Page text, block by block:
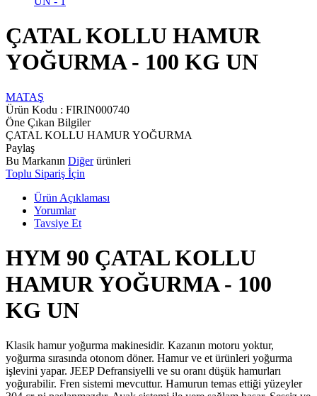
ÇATAL KOLLU HAMUR
YOĞURMA - 100 KG UN
MATAŞ
Ürün Kodu : FIRIN000740
Öne Çıkan Bilgiler
ÇATAL KOLLU HAMUR YOĞURMA
Paylaş
Bu Markanın Diğerürünleri
Toplu Sipariş İçin
Ürün Açıklaması
Yorumlar
Tavsiye Et
HYM 90 ÇATAL KOLLU
HAMUR YOĞURMA - 100
KG UN
Klasik hamur yoğurma makinesidir. Kazanın motoru yoktur,
yoğurma sırasında otonom döner. Hamur ve et ürünleri yoğurma
işlevini yapar. JEEP Defransiyelli ve su oranı düşük hamurları
yoğurabilir. Fren sistemi mevcuttur. Hamurun temas ettiği yüzeyler